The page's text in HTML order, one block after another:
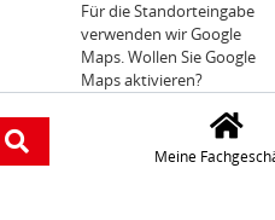
Für die Standorteingabe
verwenden wir Google
Maps. Wollen Sie Google
Maps aktivieren?
Meine